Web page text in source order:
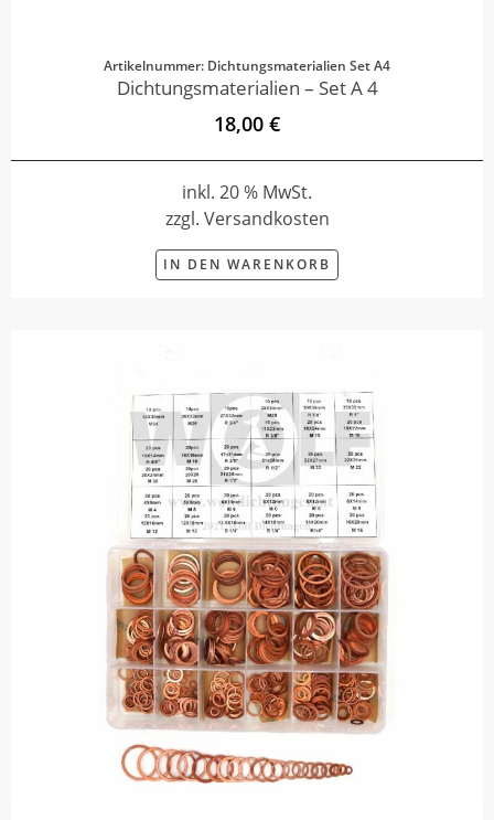
Artikelnummer: Dichtungsmaterialien Set A4
Dichtungsmaterialien – Set A 4
18,00 €
inkl. 20 % MwSt.
zzgl. Versandkosten
IN DEN WARENKORB